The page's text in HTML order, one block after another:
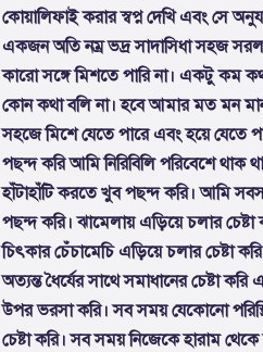
কোয়ালিফাই করার স্বপ্ন দেখি এবং সে
একজন অতি নম্র ভদ্র সাদাসিধা সহজ
কারো সঙ্গে মিশতে পারি না। একটু কম
কোন কথা বলি না। হবে আমার মত মন
সহজে মিশে যেতে পারে এবং হয়ে যেতে
পছন্দ করি আমি নিরিবিলি পরিবেশে থাক
হাঁটাহাঁটি করতে খুব পছন্দ করি। আমি
পছন্দ করি। ঝামেলায় এড়িয়ে চলার
চিৎকার চেঁচামেচি এড়িয়ে চলার চেষ্টা
অত্যন্ত ধৈর্যের সাথে সমাধানের চেষ্টা
উপর ভরসা করি। সব সময় যেকোনো
চেষ্টা করি। সব সময় নিজেকে হারাম থেকে